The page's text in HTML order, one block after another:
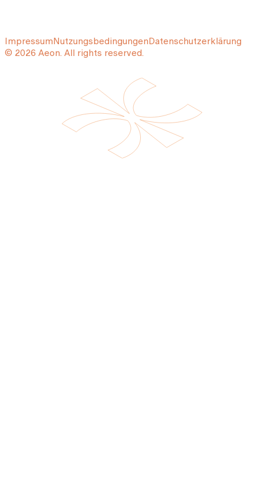
ImpressumNutzungsbedingungenDatenschutzerklärung
© 2026 Aeon. All rights reserved.